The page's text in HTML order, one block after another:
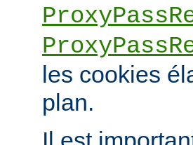
les cookies
plan.